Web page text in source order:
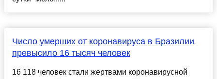
Число умерших от коронавируса в Бразилии
превысило 16 тысяч человек
16 118 человек стали жертвами коронавирусной